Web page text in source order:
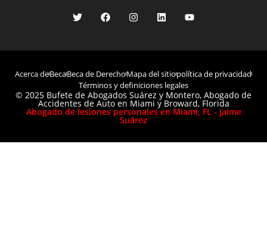
Acerca deBecaBeca de DerechoMapa del sitiopolítica de privacidad
Términos y definiciones legales
© 2025 Bufete de Abogados Suárez y Montero, Abogado de
Accidentes de Auto en Miami y Broward, Florida
Abogado de lesiones personales en Miami, FL - Jaime
Suárez